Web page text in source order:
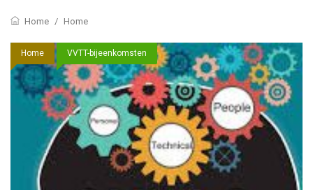
Home / Home
Home VVTT-bijeenkomsten